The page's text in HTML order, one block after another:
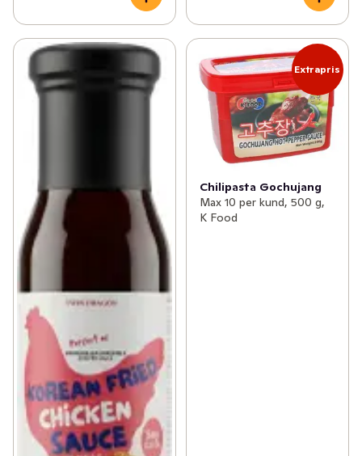
Extrapris
Chilipasta Gochujang
Max 10 per kund, 500 g,
K Food